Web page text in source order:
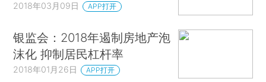
2018年03月09日 APP打开
银监会：2018年遏制房地产泡
沫化 抑制居民杠杆率
2018年01月26日 APP打开